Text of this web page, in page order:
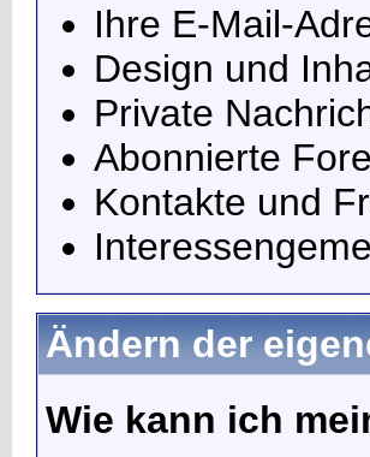
Ihre E-Mail-
Design und
Private
Abonnierte
Kontakte und
Ändern der
Wie kann ich